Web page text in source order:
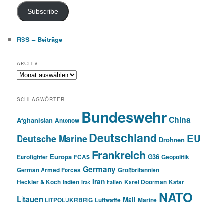
Subscribe
RSS – Beiträge
ARCHIV
Archiv
SCHLAGWÖRTER
Afghanistan Antonow BundeswehrChina
Deutsche MarineDeutschland Drohnen EU
Eurofighter Europa FCAS Frankreich G36 Geopolitik
German Armed Forces Germany Großbritannien
Heckler & Koch Indien Irak Iran Italien Karel Doorman Katar
Litauen LITPOLUKRBRIG Luftwaffe Mali Marine NATO